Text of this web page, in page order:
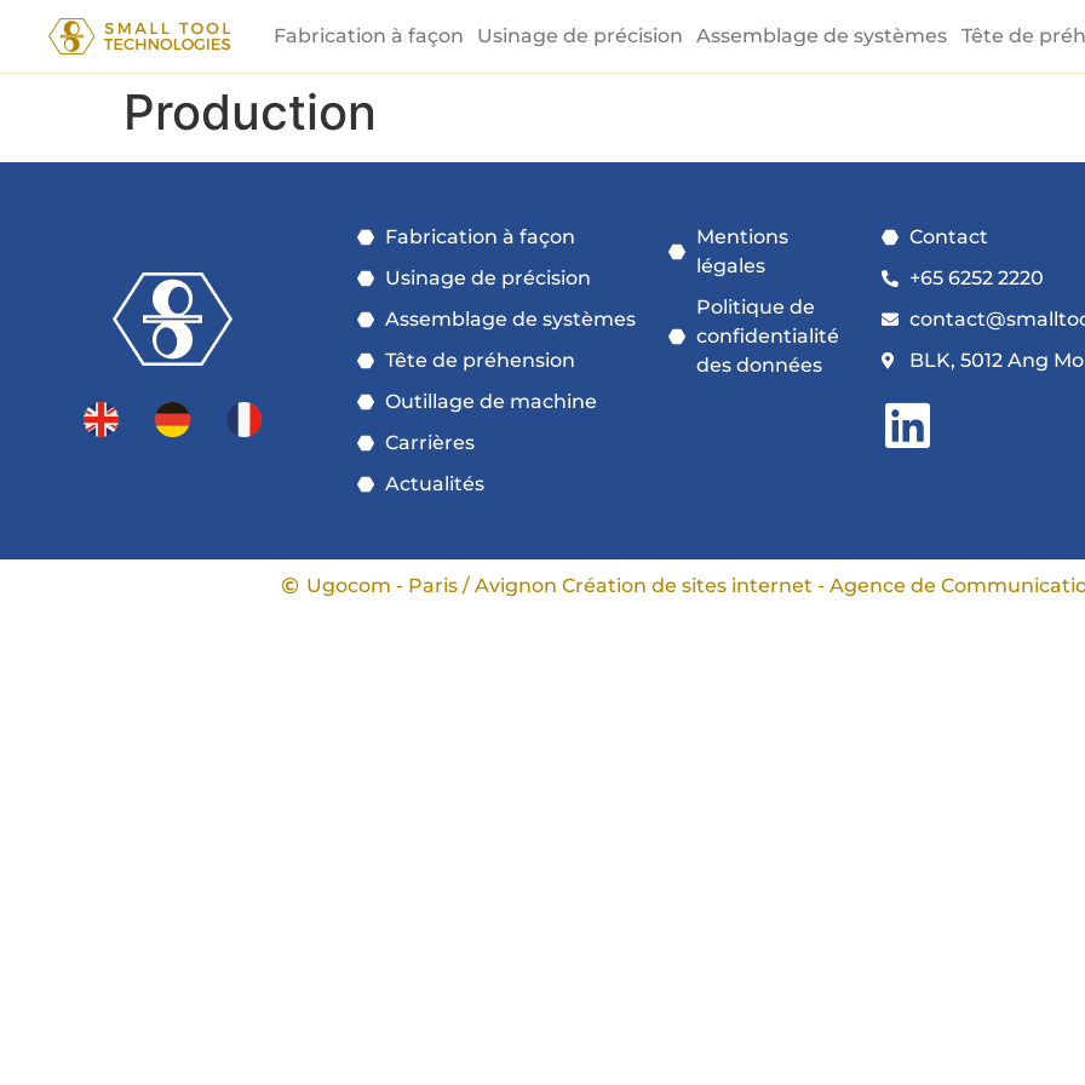
Fabrication à façon Usinage de précision Assemblage de systèmes Tête de
Production
Fabrication à façon
Usinage de précision
Assemblage de systèmes
Tête de préhension
Outillage de machine
Carrières
Actualités
Mentions
légales
Politique de
confidentialité
des données
Contact
+65 6252 2220
BLK, 5012 Ang
Ugocom - Paris / Avignon Création de sites internet - Agence de